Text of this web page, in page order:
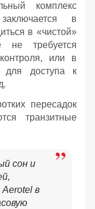
комплекс
в
в «чистой»
не требуется
или в
для доступа к
пересадок
транзитные
сон и
в